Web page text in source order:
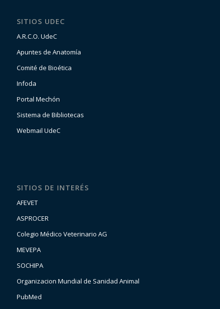
SITIOS UDEC
A.R.C.O. UdeC
Apuntes de Anatomía
Comité de Bioética
Infoda
Portal Mechón
Sistema de Bibliotecas
Webmail UdeC
SITIOS DE INTERÉS
AFEVET
ASPROCER
Colegio Médico Veterinario AG
MEVEPA
SOCHIPA
Organizacion Mundial de Sanidad Animal
PubMed